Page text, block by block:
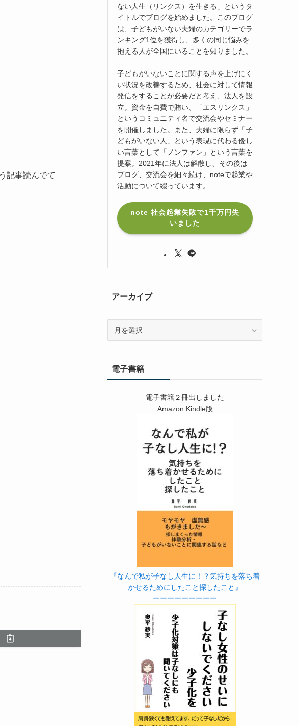
記事読んでて
ない人生（リンクス）を生きる」というタ
イトルでブログを始めました。このブログ
は、子どもがいない夫婦のカテゴリーでラ
ンキング1位を獲得し、多くの同じ悩みを
抱える人が全国にいることを知りました。
子どもがいないことに関する声を上げにく
い状況を改善するため、社会に対して情報
発信をすることが必要だと考え、法人を設
立。資金を自費で賄い、「エスリンクス」
というコミュニティ名で交流会やセミナー
を開催しました。また、夫婦に限らず「子
どもがいない人」という表現に代わる優し
い言葉として「ノンファン」という言葉を
提案。2021年に法人は解散し、その後は
ブログ、交流会を細々続け、noteで起業や
活動について綴っています。
note 社会起業失敗で1千万円失
いました
アーカイブ
ブ電子書籍
電子書籍２冊出しました
Amazon Kindle版
『なんで私が子なし人生に！？気持ちを落ち着
かせるためにしたこと探したこと』
ーーーーーーーーー